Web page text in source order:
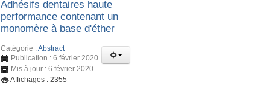
Adhésifs dentaires haute
performance contenant un
monomère à base d'éther
Catégorie :Abstract
Publication : 6 février 2020
Mis à jour : 6 février 2020
Affichages : 2355